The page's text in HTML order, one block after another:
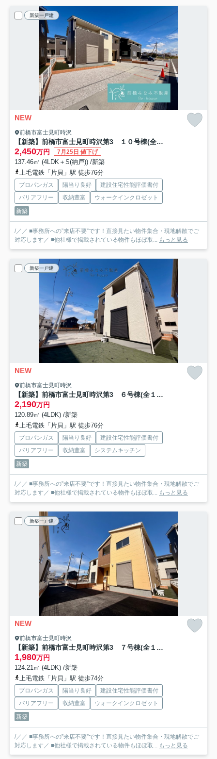
新築一戸建
NEW
前橋市富士見町時沢
【新築】前橋市富士見町時沢第3 １０号棟(全１１棟) クリエートの家 新築建売分譲
2,450万円 7月25日 値下げ
137.46㎡ (4LDK＋S(納戸)) /新築
上毛電鉄「片貝」駅 徒歩76分
プロパンガス 陽当り良好
建設住宅性能評価書付
バリアフリー
収納豊富
ウォークインクロゼット
新築
/／／ ■事務所への”来店不要”です！直接見たい物件集合・現地解散でご
対応します／ ■他社様で掲載されている物件もほぼ取... もっと見る
新築一戸建
NEW
前橋市富士見町時沢
【新築】前橋市富士見町時沢第3 ６号棟(全１１棟) クリエートの家 新築建売分譲
2,190万円
120.89㎡ (4LDK) /新築
上毛電鉄「片貝」駅 徒歩76分
プロパンガス 陽当り良好
建設住宅性能評価書付
バリアフリー
収納豊富
システムキッチン
新築
/／／ ■事務所への”来店不要”です！直接見たい物件集合・現地解散でご
対応します／ ■他社様で掲載されている物件もほぼ取... もっと見る
新築一戸建
NEW
前橋市富士見町時沢
【新築】前橋市富士見町時沢第3 ７号棟(全１１棟) クリエートの家 新築建売分譲
1,980万円
124.21㎡ (4LDK) /新築
上毛電鉄「片貝」駅 徒歩74分
プロパンガス 陽当り良好
建設住宅性能評価書付
バリアフリー
収納豊富
ウォークインクロゼット
新築
/／／ ■事務所への”来店不要”です！直接見たい物件集合・現地解散でご
対応します／ ■他社様で掲載されている物件もほぼ取... もっと見る